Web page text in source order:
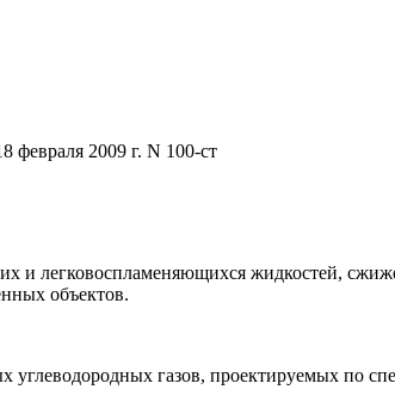
февраля 2009 г. N 100-ст
и легковоспламеняющихся жидкостей,
объектов.
углеводородных газов, проектируемых по